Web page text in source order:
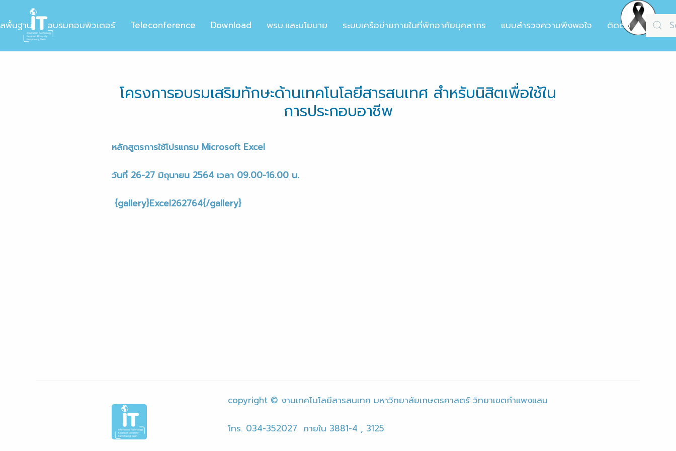
พื้นฐาน อบรมคอมพิวเตอร์ Teleconference Download พรบ.และนโยบาย ระบบเครือข่ายภายในที่พักอาศัยบุคลากร แบบสำรวจความพึงพอใจ ติดต่อ
โครงการอบรมเสริมทักษะด้านเทคโนโลยีสารสนเทศ สำหรับนิสิตเพื่อใช้ใน
การประกอบอาชีพ
หลักสูตรการใช้โปรแกรม Microsoft Excel
วันที่ 26-27 มิถุนายน 2564 เวลา 09.00-16.00 น.
{gallery}Excel262764{/gallery}
copyright © งานเทคโนโลยีสารสนเทศ มหาวิทยาลัยเกษตรศาสตร์ วิทยาเขตกำแพงแสน
โทร. 034-352027 ภายใน 3881-4 , 3125